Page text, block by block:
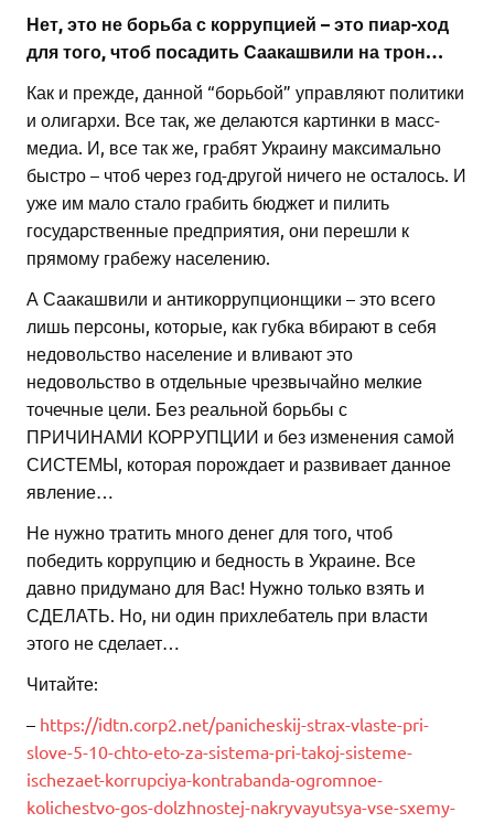
Нет, это не борьба с коррупцией – это пиар-ход
для того, чтоб посадить Саакашвили на трон…
Как и прежде, данной “борьбой” управляют политики
и олигархи. Все так, же делаются картинки в масс-
медиа. И, все так же, грабят Украину максимально
быстро – чтоб через год-другой ничего не осталось. И
уже им мало стало грабить бюджет и пилить
государственные предприятия, они перешли к
прямому грабежу населению.
А Саакашвили и антикоррупционщики – это всего
лишь персоны, которые, как губка вбирают в себя
недовольство население и вливают это
недовольство в отдельные чрезвычайно мелкие
точечные цели. Без реальной борьбы с
ПРИЧИНАМИ КОРРУПЦИИ и без изменения самой
СИСТЕМЫ, которая порождает и развивает данное
явление…
Не нужно тратить много денег для того, чтоб
победить коррупцию и бедность в Украине. Все
давно придумано для Вас! Нужно только взять и
СДЕЛАТЬ. Но, ни один прихлебатель при власти
этого не сделает…
Читайте:
– https://idtn.corp2.net/panicheskij-strax-vlaste-pri-
slove-5-10-chto-eto-za-sistema-pri-takoj-sisteme-
ischezaet-korrupciya-kontrabanda-ogromnoe-
kolichestvo-gos-dolzhnostej-nakryvayutsya-vse-sxemy-